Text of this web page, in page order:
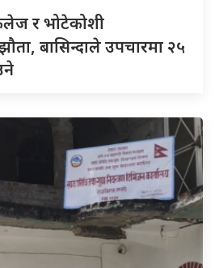
र भोटेकोशी
बासिन्दाले उपचारमा २५